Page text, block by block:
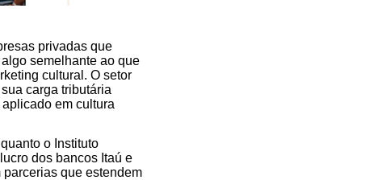
privadas que
semelhante ao que
cultural. O setor
carga tributária
em cultura
o Instituto
dos bancos Itaú e
que estendem